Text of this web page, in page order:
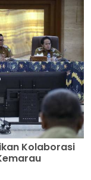
Kolaborasi